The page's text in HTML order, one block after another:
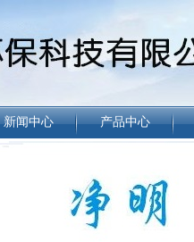
新闻中心 产品中心